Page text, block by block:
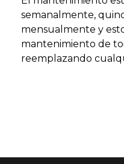
semanalmente,
mensualmente y
mantenimiento de
reemplazando